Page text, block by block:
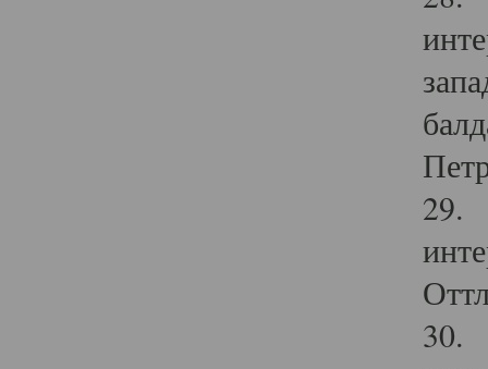
29.
30.